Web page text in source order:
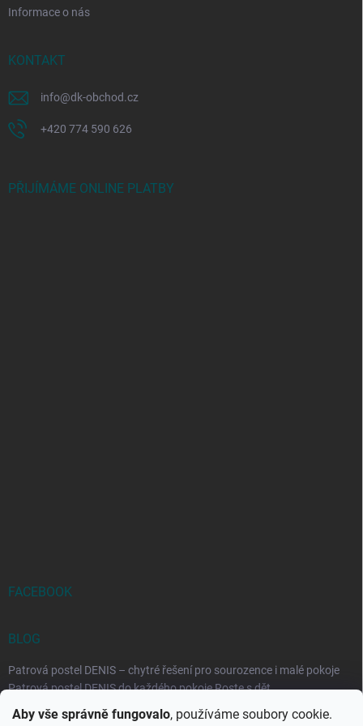
Aby vše správně fungovalo, používáme soubory cookie.
Informace o nás
KONTAKT
info@dk-obchod.cz
+420 774 590 626
PŘIJÍMÁME ONLINE PLATBY
FACEBOOK
BLOG
Patrová postel DENIS – chytré řešení pro sourozence i malé pokoje
Patrová postel DENIS do každého pokoje Roste s dět...
Rozkládací postele RELAX – ideální řešení pro malé prostory i